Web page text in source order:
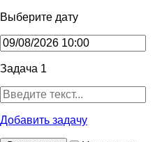
Выберите дату
Задача 1
Добавить задачу